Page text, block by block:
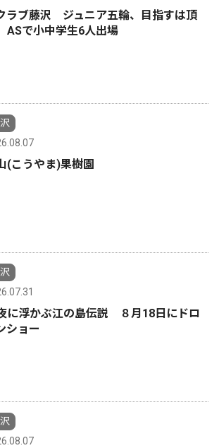
ラブ藤沢 ジュニア五輪、目指すは頂
で小中学生6人出場
(こうやま)果樹園
に浮かぶ江の島伝説 ８月18日にドロ
ショー